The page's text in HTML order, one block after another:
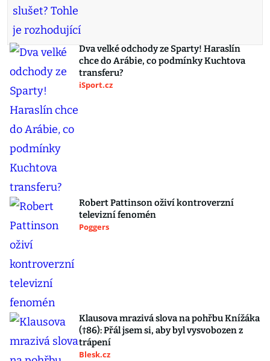
Dva velké odchody ze Sparty! Haraslín
chce do Arábie, co podmínky Kuchtova
transferu?
iSport.cz
Robert Pattinson oživí kontroverzní
televizní fenomén
Poggers
Klausova mrazivá slova na pohřbu Knížáka
(†86): Přál jsem si, aby byl vysvobozen z
trápení
Blesk.cz